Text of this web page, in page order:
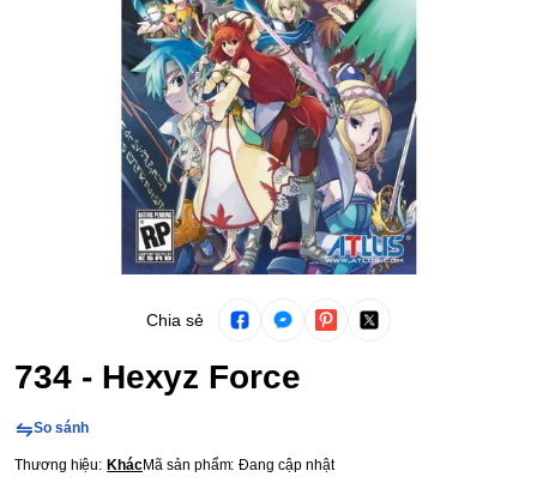
Chia sẻ
734 - Hexyz Force
So sánh
Thương hiệu: KhácMã sản phẩm: Đang cập nhật